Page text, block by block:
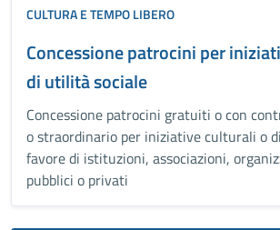
CULTURA E TEMPO LIBERO
Concessione patrocini per
di utilità sociale
Concessione patrocini gratuiti o con
o straordinario per iniziative culturali o
favore di istituzioni, associazioni,
pubblici o privati